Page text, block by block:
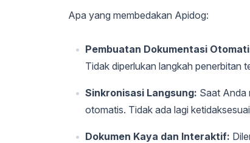
Apa yang membedakan Apidog:
Pembuatan Dokumentasi
Tidak diperlukan langkah penerbitan
Sinkronisasi Langsung: Saat Anda
otomatis. Tidak ada lagi
Dokumen Kaya dan Interaktif: